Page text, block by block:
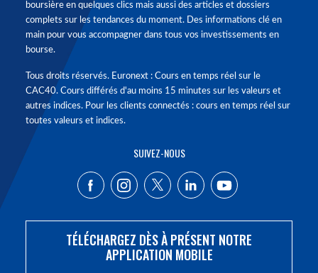
boursière en quelques clics mais aussi des articles et dossiers
complets sur les tendances du moment. Des informations clé en
main pour vous accompagner dans tous vos investissements en
bourse.
Tous droits réservés. Euronext : Cours en temps réel sur le
CAC40. Cours différés d'au moins 15 minutes sur les valeurs et
autres indices. Pour les clients connectés : cours en temps réel sur
toutes valeurs et indices.
SUIVEZ-NOUS
TÉLÉCHARGEZ DÈS À PRÉSENT NOTRE
APPLICATION MOBILE